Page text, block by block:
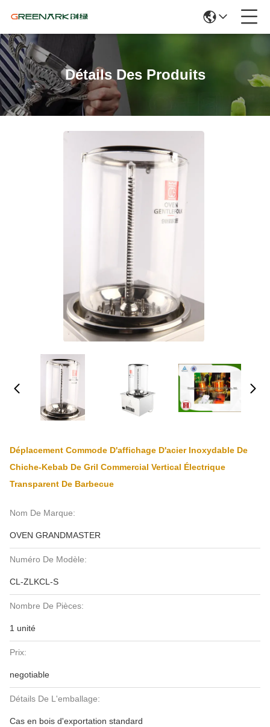
Détails Des Produits
Déplacement Commode D'affichage D'acier Inoxydable De
Chiche-Kebab De Gril Commercial Vertical Électrique
Transparent De Barbecue
Nom De Marque:
OVEN GRANDMASTER
Numéro De Modèle:
CL-ZLKCL-S
Nombre De Pièces:
1 unité
Prix:
negotiable
Détails De L'emballage:
Cas en bois d'exportation standard